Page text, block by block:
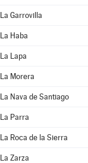
La Garrovilla
La Haba
La Lapa
La Morera
La Nava de Santiago
La Parra
La Roca de la Sierra
La Zarza